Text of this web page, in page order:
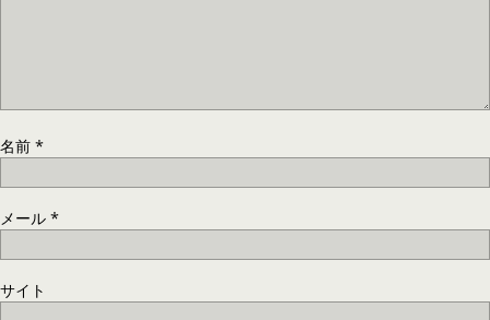
名前 *
メール *
サイト